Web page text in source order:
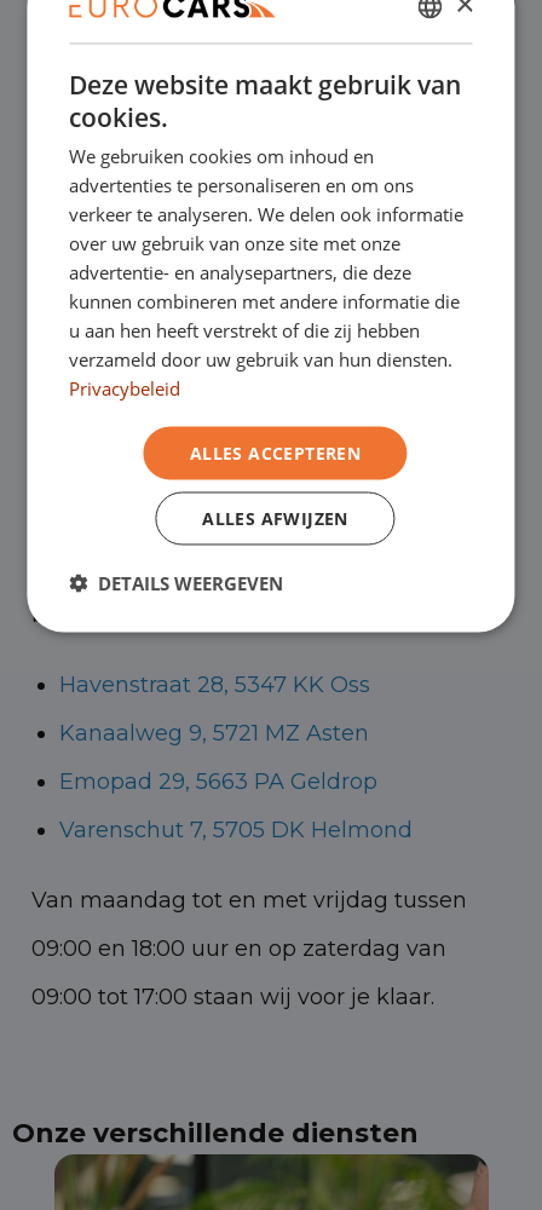
Financial lease – Soepele acceptatie
Gratis thuisbezorgd bij online aankoop
Onze showrooms
Je bent van harte welkom in een van onze
showrooms om de occasions te bekijken –
en natuurlijk voor een lekkere kop koffie!
kunt in Asten terecht voor onze
bedrijfswagens en in Oss, Geldrop en
bedrijfswagens.
Havenstraat 28, 5347 KK Oss
Kanaalweg 9, 5721 MZ Asten
Emopad 29, 5663 PA Geldrop
Varenschut 7, 5705 DK Helmond
Van maandag tot en met vrijdag tussen
09:00 en 18:00 uur en op zaterdag van
09:00 tot 17:00 staan wij voor je klaar.
Onze verschillende diensten
DUTCH
ENGLISH
Deze website maakt gebruik van
cookies.
We gebruiken cookies om inhoud en
advertenties te personaliseren en om ons
verkeer te analyseren. We delen ook informatie
over uw gebruik van onze site met onze
advertentie- en analysepartners, die deze
kunnen combineren met andere informatie die
u aan hen heeft verstrekt of die zij hebben
verzameld door uw gebruik van hun diensten.
Privacybeleid
ALLES ACCEPTEREN
ALLES AFWIJZEN
DETAILS WEERGEVEN